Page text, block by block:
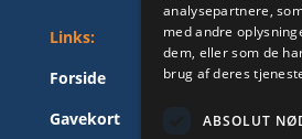
Links:
Forside
Gavekort
analysepartnere,
med andre
dem, eller som de
brug af deres
ABSOLUT